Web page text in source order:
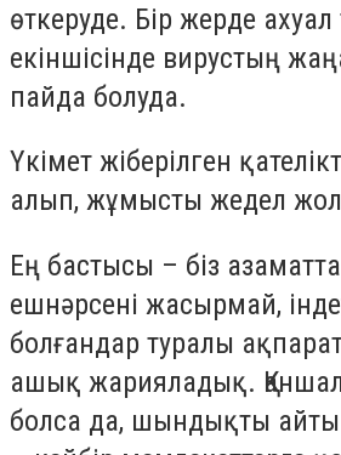
өткеруде. Бір жерде ахуал
екіншісінде вирустың
пайда болуда.
Үкімет жіберілген
алып, жұмысты жедел
Ең бастысы – біз
ешнәрсені жасырмай,
болғандар туралы
ашық жарияладық.
болса да, шындықты